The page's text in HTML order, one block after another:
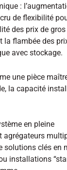
:
de flexibilité
des prix de gros
la flambée des
avec stockage.
une pièce
la capacité
en pleine
agrégateurs
solutions clés en
installations